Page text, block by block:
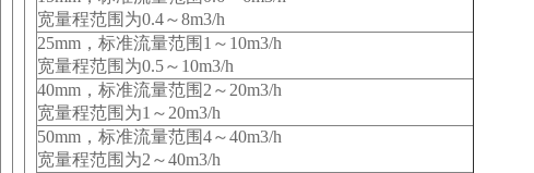
宽量程范围为0.4～8m3/h
25mm ，标准流量范围1～10m3/h
宽量程范围为0.5～10m3/h
40mm ，标准流量范围2～20m3/h
宽量程范围为1～20m3/h
50mm ，标准流量范围4～40m3/h
宽量程范围为2～40m3/h